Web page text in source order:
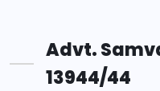
Advt.
13944/44